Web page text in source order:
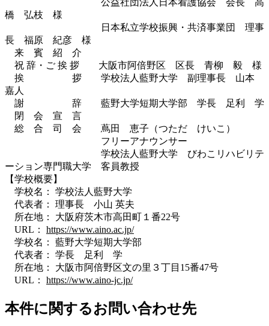
橋 弘枝 様
日本私立学校振興・共済事業団 理事
長 福原 紀彦 様
来 賓 紹 介
祝 辞・ご 挨 拶 大阪市阿倍野区 区長 青柳 毅 様
挨 拶 学校法人藍野大学 副理事長 山本
嘉人
謝 辞 藍野大学短期大学部 学長 足利 学
閉 会 宣 言
総 合 司 会 蔦田 恵子（つただ けいこ）
フリーアナウンサー
学校法人藍野大学 びわこリハビリテ
ーション専門職大学 客員教授
【学校概要】
学校名： 学校法人藍野大学
代表者： 理事長 小山 英夫
所在地： 大阪府茨木市高田町１番22号
URL： https://www.aino.ac.jp/
学校名： 藍野大学短期大学部
代表者： 学長 足利 学
所在地： 大阪市阿倍野区文の里３丁目15番47号
URL： https://www.aino-jc.jp/
本件に関するお問い合わせ先